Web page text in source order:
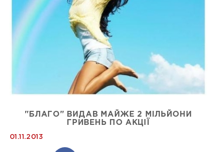
"БЛАГО" ВИДАВ МАЙЖЕ 2 МІЛЬЙОНИ
ГРИВЕНЬ ПО АКЦІЇ
01.11.2013